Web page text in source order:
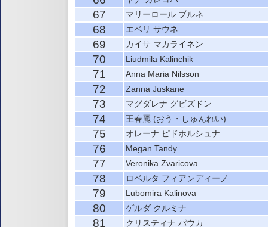
67 マリーロール ブルネ
68 エベリ サウネ
69 カイサ マカライネン
70 Liudmila Kalinchik
71 Anna Maria Nilsson
72 Zanna Juskane
73 マグダレナ グビズドン
74 王春麗 (おう・しゅんれい)
75 オレーナ ピドホルシュナ
76 Megan Tandy
77 Veronika Zvaricova
78 ロベルタ フィアンディーノ
79 Lubomira Kalinova
80 ゲルダ クルミナ
81 クリスティナ パウカ